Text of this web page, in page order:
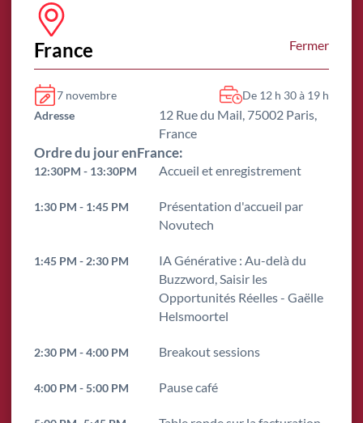
France Fermer
7 novembre
De 12 h 30 à 19 h
Adresse
12 Rue du Mail, 75002 Paris,
France
Ordre du jour enFrance:
12:30PM - 13:30PM Accueil et enregistrement
1:30 PM - 1:45 PM
Présentation d'accueil par
Novutech
1:45 PM - 2:30 PM
IA Générative : Au-delà du
Buzzword, Saisir les
Opportunités Réelles - Gaëlle
Helsmoortel
2:30 PM - 4:00 PM Breakout sessions
4:00 PM - 5:00 PM Pause café